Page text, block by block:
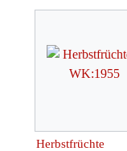
Herbstfrüchte